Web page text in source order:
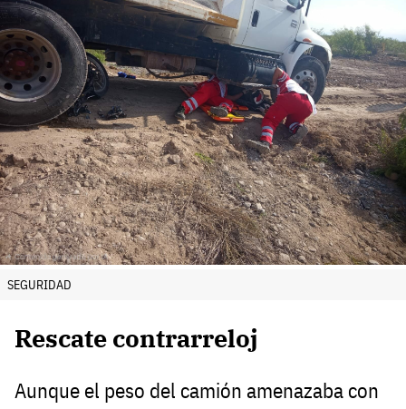
SEGURIDAD
Rescate contrarreloj
Aunque el peso del camión amenazaba con